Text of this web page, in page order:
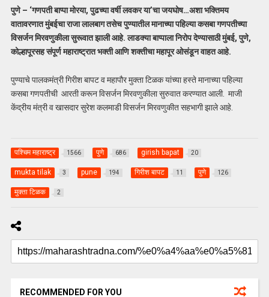
पुणे – ‘गणपती बाप्पा मोरया, पुढच्या वर्षी लवकर या’चा जयघोष…अशा भक्तिमय
वातावरणात मुंबईचा राजा लालबाग तसेच पुण्यातील मानाच्या पहिल्या कसबा गणपतीच्या
विसर्जन मिरवणुकीला सुरूवात झाली आहे. लाडक्या बाप्पाला निरोप देण्यासाठी मुंबई, पुणे,
कोल्हापूरसह संपूर्ण महाराष्ट्रात भक्ती आणि शक्तीचा महापूर ओसंडून वाहत आहे.
पुण्याचे पालकमंत्री गिरीश बापट व महापौर मुक्ता टिळक यांच्या हस्ते मानाच्या पहिल्या
कसबा गणपतीची आरती करून विसर्जन मिरवणुकीला सुरुवात करण्यात आली. माजी
केंद्रीय मंत्री व खासदार सुरेश कलमाडी विसर्जन मिरवणुकीत सहभागी झाले आहे.
पश्चिम महाराष्ट्र 1566 पुणे 686 girish bapat 20
mukta tilak 3 pune 194 गिरीश बापट 11 पुणे 126
मुक्ता टिळक 2
RECOMMENDED FOR YOU